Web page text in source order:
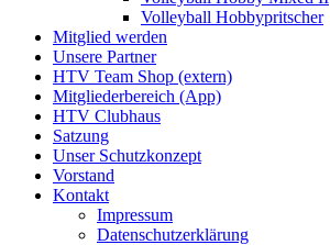
Volleyball Hobbypritscher
Mitglied werden
Unsere Partner
HTV Team Shop (extern)
Mitgliederbereich (App)
HTV Clubhaus
Satzung
Unser Schutzkonzept
Vorstand
Kontakt
Impressum
Datenschutzerklärung